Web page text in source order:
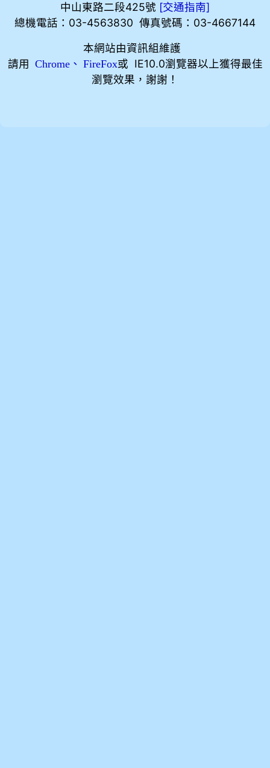
中山東路二段425號 [交通指南]
總機電話：03-4563830 傳真號碼：03-4667144
本網站由資訊組維護
請用
Chrome、 FireFox或 IE10.0瀏覽器以上獲得最佳
瀏覽效果，謝謝！